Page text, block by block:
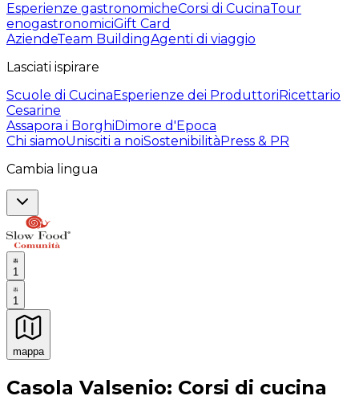
Esperienze gastronomicheCorsi di CucinaTour
enogastronomiciGift Card
AziendeTeam BuildingAgenti di viaggio
Lasciati ispirare
Scuole di CucinaEsperienze dei ProduttoriRicettario
Cesarine
Assapora i BorghiDimore d'Epoca
Chi siamoUnisciti a noiSostenibilitàPress & PR
Cambia lingua
1
1
mappa
Esperienze culinarie indimenticabili: Esperienze
Casola Valsenio: Corsi di cucina